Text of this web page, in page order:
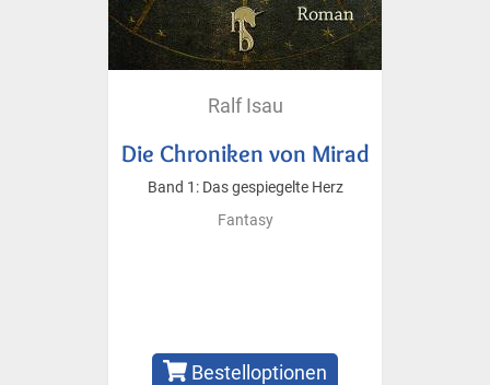
Ralf Isau
Die Chroniken von Mirad
Band 1: Das gespiegelte Herz
Fantasy
Bestelloptionen